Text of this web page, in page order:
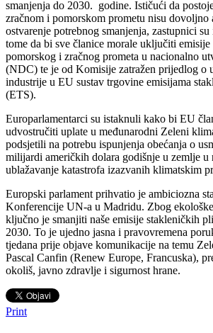
smanjenja do 2030. godine. Ističući da
zračnom i pomorskom prometu nisu dovoljno
ostvarenje potrebnog smanjenja, zastupnici
tome da bi sve članice morale uključiti emisije
pomorskog i zračnog prometa u nacionalno
(NDC) te je od Komisije zatražen prijedlog o
industrije u EU sustav trgovine emisijama
(ETS).
Europarlamentarci su istaknuli kako bi EU
udvostručiti uplate u međunarodni Zeleni
podsjetili na potrebu ispunjenja obećanja o
milijardi američkih dolara godišnje u zemlje u
ublažavanje katastrofa izazvanih klimatskim
Europski parlament prihvatio je ambiciozna
Konferencije UN-a u Madridu. Zbog
ključno je smanjiti naše emisije stakleničkih
2030. To je ujedno jasna i pravovremena
tjedana prije objave komunikacije na temu
Pascal Canfin (Renew Europe, Francuska),
okoliš, javno zdravlje i sigurnost hrane.
Print